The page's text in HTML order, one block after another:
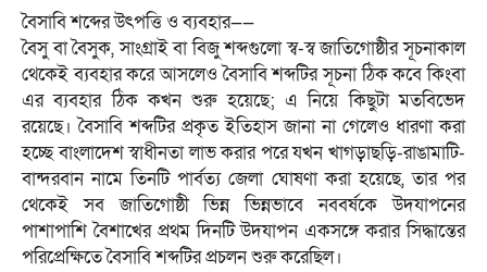
বৈসাবি শব্দের উৎপত্তি ও ব্যবহার——
বৈসু বা বৈসুক, সাংগ্রাই বা বিজু শব্দগুলো স্ব-স্ব জাতিগোষ্ঠীর সূচনাকাল
থেকেই ব্যবহার করে আসলেও বৈসাবি শব্দটির সূচনা ঠিক কবে কিংবা
এর ব্যবহার ঠিক কখন শুরু হয়েছে; এ নিয়ে কিছুটা মতবিভেদ
রয়েছে। বৈসাবি শব্দটির প্রকৃত ইতিহাস জানা না গেলেও ধারণা করা
হচ্ছে বাংলাদেশ স্বাধীনতা লাভ করার পরে যখন খাগড়াছড়ি-রাঙামাটি-
বান্দরবান নামে তিনটি পার্বত্য জেলা ঘোষণা করা হয়েছে, তার পর
থেকেই সব জাতিগোষ্ঠী ভিন্ন ভিন্নভাবে নববর্ষকে উদযাপনের
পাশাপাশি বৈশাখের প্রথম দিনটি উদযাপন একসঙ্গে করার সিদ্ধান্তের
পরিপ্রেক্ষিতে বৈসাবি শব্দটির প্রচলন শুরু করেছিল।